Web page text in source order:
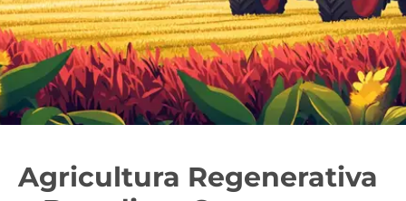
Agricultura Regenerativa